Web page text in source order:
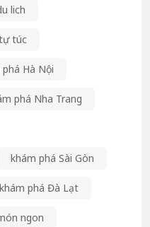
lich
túc
phá Hà Nội
phá Nha Trang
khám phá Sài Gòn
khám phá Đà Lạt
ngon